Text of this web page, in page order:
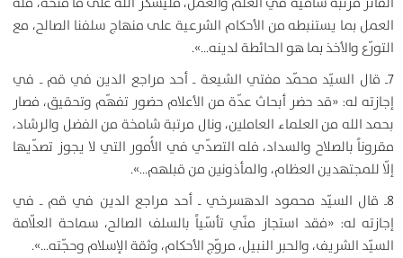
العمل بما يستنبطه من الأحكام الشرعية على منهاج سلفنا الصالح، مع
التورّع والأخذ بما هو الحائطة لدينه…».
7ـ قال السيّد محمّد مفتي الشيعة ـ أحد مراجع الدين في قم ـ في
إجازته له: «قد حضر أبحاث عدّة من الأعلام حضور تفهّم وتحقيق، فصار
بحمد الله من العلماء العاملين، ونال مرتبة شامخة من الفضل والرشاد،
مقروناً بالصلاح والسداد، فله التصدّي في الأُمور التي لا يجوز تصدّيها
إلّا للمجتهدين العظام، والمأذونين من قبلهم…».
8ـ قال السيّد محمود الدهسرخي ـ أحد مراجع الدين في قم ـ في
إجازته له: «فقد استجاز منّي تأسّياً بالسلف الصالح، سماحة العلّامة
السيّد الشريف، والحبر النبيل، مروّج الأحكام، وثقة الإسلام وحجّته…».